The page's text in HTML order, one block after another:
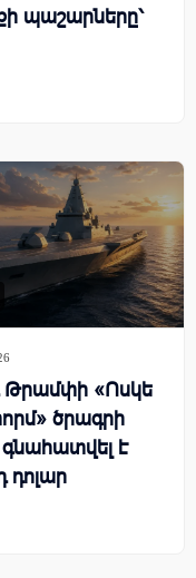
պաշարները՝
Թրամփի «Ոսկե
ծրագրի
գնահատվել է
դոլար